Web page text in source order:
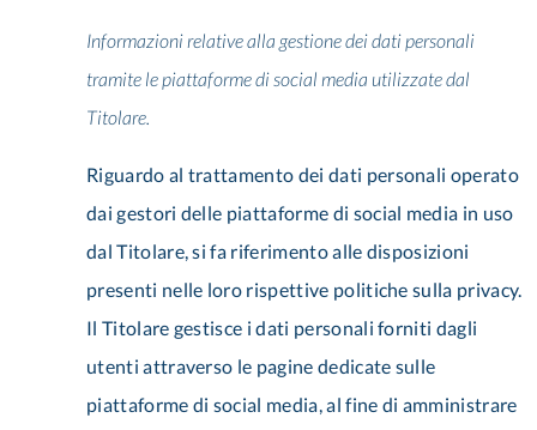
Informazioni relative alla gestione dei dati personali
tramite le piattaforme di social media utilizzate dal
Titolare.
Riguardo al trattamento dei dati personali operato
dai gestori delle piattaforme di social media in uso
dal Titolare, si fa riferimento alle disposizioni
presenti nelle loro rispettive politiche sulla privacy.
Il Titolare gestisce i dati personali forniti dagli
utenti attraverso le pagine dedicate sulle
piattaforme di social media, al fine di amministrare